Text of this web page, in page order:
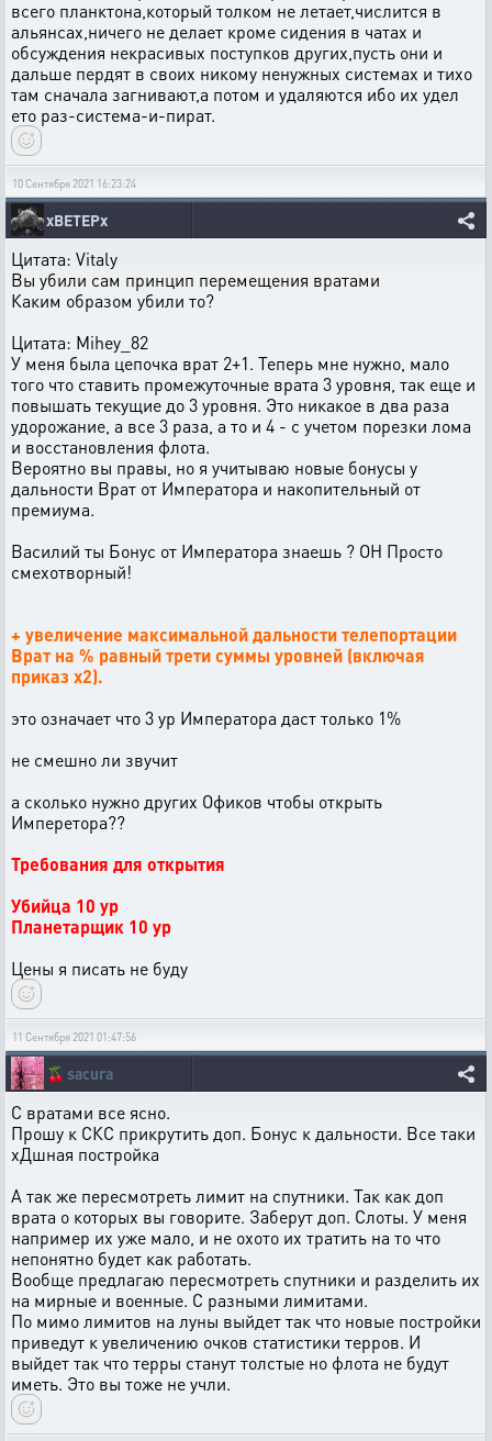
всего планктона,который толком не летает,числится в
альянсах,ничего не делает кроме сидения в чатах и
обсуждения некрасивых поступков других,пусть они и
дальше пердят в своих никому ненужных системах и тихо
там сначала загнивают,а потом и удаляются ибо их удел
ето раз-система-и-пират.
10 Сентября 2021 16:23:24
xBETEPx
Цитата: Vitaly
Вы убили сам принцип перемещения вратами
Каким образом убили то?
Цитата: Mihey_82
У меня была цепочка врат 2+1. Теперь мне нужно, мало
того что ставить промежуточные врата 3 уровня, так еще и
повышать текущие до 3 уровня. Это никакое в два раза
удорожание, а все 3 раза, а то и 4 - с учетом порезки лома
и восстановления флота.
Вероятно вы правы, но я учитываю новые бонусы у
дальности Врат от Императора и накопительный от
премиума.
Василий ты Бонус от Императора знаешь ? ОН Просто
смехотворный!
+ увеличение максимальной дальности телепортации
Врат на % равный трети суммы уровней (включая
приказ х2).
это означает что 3 ур Императора даст только 1%
не смешно ли звучит
а сколько нужно других Офиков чтобы открыть
Имперетора??
Требования для открытия
Убийца 10 ур
Планетарщик 10 ур
Цены я писать не буду
11 Сентября 2021 01:47:56
🍒 sacura
С вратами все ясно.
Прошу к СКС прикрутить доп. Бонус к дальности. Все таки
хДшная постройка
А так же пересмотреть лимит на спутники. Так как доп
врата о которых вы говорите. Заберут доп. Слоты. У меня
например их уже мало, и не охото их тратить на то что
непонятно будет как работать.
Вообще предлагаю пересмотреть спутники и разделить их
на мирные и военные. С разными лимитами.
По мимо лимитов на луны выйдет так что новые постройки
приведут к увеличению очков статистики терров. И
выйдет так что терры станут толстые но флота не будут
иметь. Это вы тоже не учли.